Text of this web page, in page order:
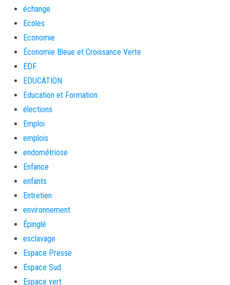
échange
Ecoles
Economie
Économie Bleue et Croissance Verte
EDF
EDUCATION
Education et Formation
élections
Emploi
emplois
endométriose
Enfance
enfants
Entretien
environnement
Épinglé
esclavage
Espace Presse
Espace Sud
Espace vert